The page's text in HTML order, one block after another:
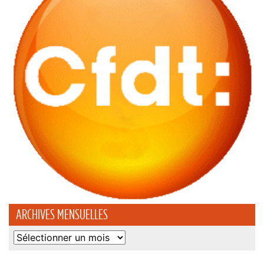
ARCHIVES MENSUELLES
Archives